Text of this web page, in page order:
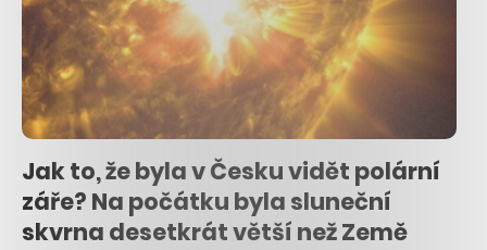
Jak to, že byla v Česku vidět polární
záře? Na počátku byla sluneční
skvrna desetkrát větší než Země